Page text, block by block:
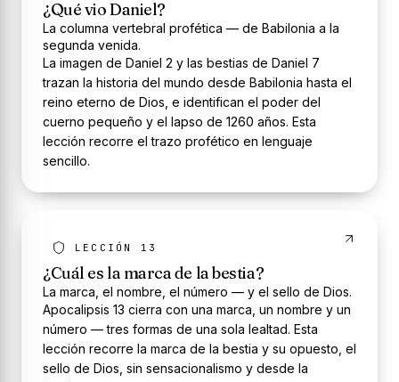
¿Qué vio Daniel?
La columna vertebral profética — de Babilonia a la
segunda venida.
La imagen de Daniel 2 y las bestias de Daniel 7
trazan la historia del mundo desde Babilonia hasta el
reino eterno de Dios, e identifican el poder del
cuerno pequeño y el lapso de 1260 años. Esta
lección recorre el trazo profético en lenguaje
sencillo.
LECCIÓN 13
¿Cuál es la marca de la bestia?
La marca, el nombre, el número — y el sello de Dios.
Apocalipsis 13 cierra con una marca, un nombre y un
número — tres formas de una sola lealtad. Esta
lección recorre la marca de la bestia y su opuesto, el
sello de Dios, sin sensacionalismo y desde la